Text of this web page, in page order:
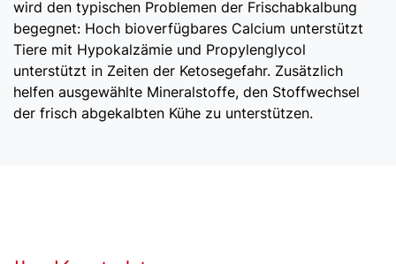
wird den typischen Problemen der Frischabkalbung
begegnet: Hoch bioverfügbares Calcium unterstützt
Tiere mit Hypokalzämie und Propylenglycol
unterstützt in Zeiten der Ketosegefahr. Zusätzlich
helfen ausgewählte Mineralstoffe, den Stoffwechsel
der frisch abgekalbten Kühe zu unterstützen.